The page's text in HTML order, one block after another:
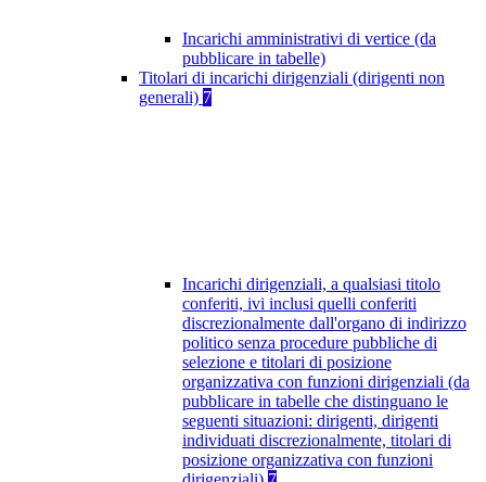
Incarichi amministrativi di vertice (da
pubblicare in tabelle)
Titolari di incarichi dirigenziali (dirigenti non
generali) 7
Incarichi dirigenziali, a qualsiasi titolo
conferiti, ivi inclusi quelli conferiti
discrezionalmente dall'organo di indirizzo
politico senza procedure pubbliche di
selezione e titolari di posizione
organizzativa con funzioni dirigenziali (da
pubblicare in tabelle che distinguano le
seguenti situazioni: dirigenti, dirigenti
individuati discrezionalmente, titolari di
posizione organizzativa con funzioni